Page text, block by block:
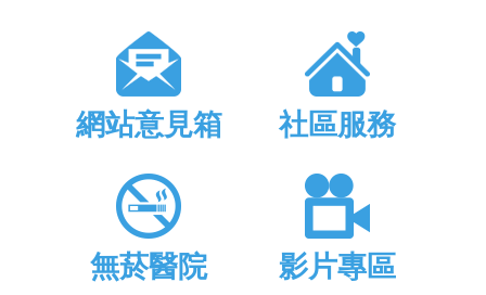
網站意見箱 社區服務
無菸醫院 影片專區